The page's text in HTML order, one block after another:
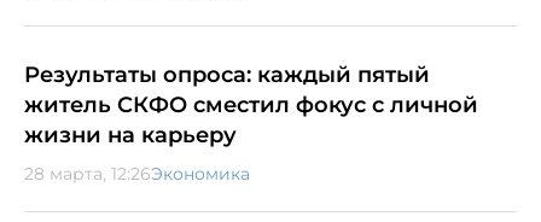
Результаты опроса: каждый пятый
житель СКФО сместил фокус с личной
жизни на карьеру
28 марта, 12:26Экономика